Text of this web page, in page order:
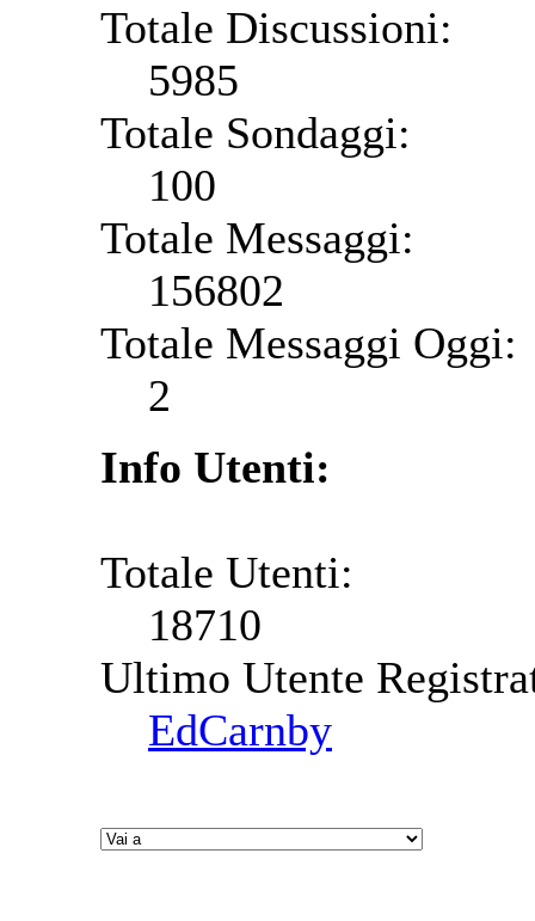
Totale Discussioni:
5985
Totale Sondaggi:
100
Totale Messaggi:
156802
Totale Messaggi Oggi:
2
Info Utenti:
Totale Utenti:
18710
Ultimo Utente
EdCarnby